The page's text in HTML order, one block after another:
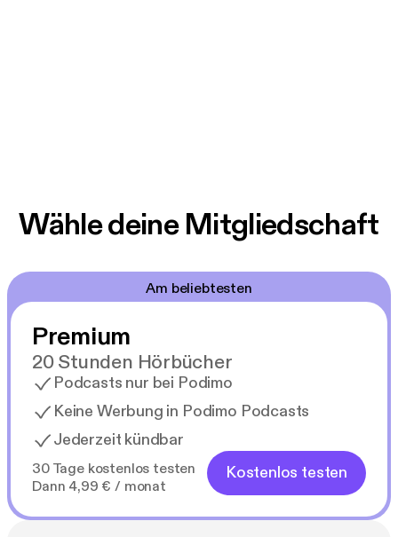
Wähle deine Mitgliedschaft
Am beliebtesten
Premium
20 Stunden Hörbücher
Podcasts nur bei Podimo
Keine Werbung in Podimo Podcasts
Jederzeit kündbar
30 Tage kostenlos testen
Dann 4,99 € / monat
Kostenlos testen